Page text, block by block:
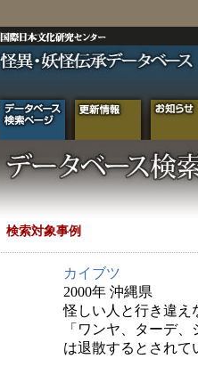
検索対象事例
カイブツ
2000年 沖縄県
怪しい人と行き違え
「ワンヤ、ターデ
は退散するとされて